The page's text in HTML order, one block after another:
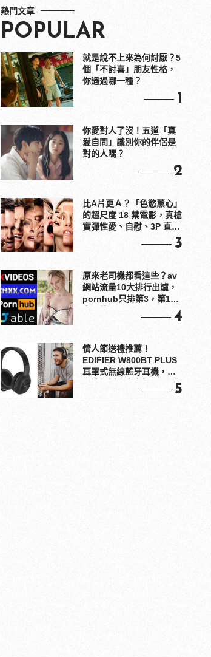
熱門文章
POPULAR
就是說不上來為何討厭？5
個「不討喜」朋友性格，
你遇過哪一種？
1
你愛對人了沒！五道「真
愛自問」識別你的伴侶是
對的人嗎？
2
比A片更Ａ？「色慾薰心」
的超尺度 18 禁電影，真槍
實彈性愛、自慰、3P 直接
3
原來老司機都看這些？av
網站流量10大排行出爐，
pornhub只排第3，第1名
4
情人節送禮推薦！
EDIFIER W800BT PLUS
耳罩式無線藍牙耳機，在
5